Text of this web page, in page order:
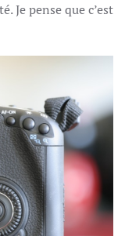
Je pense que c’est